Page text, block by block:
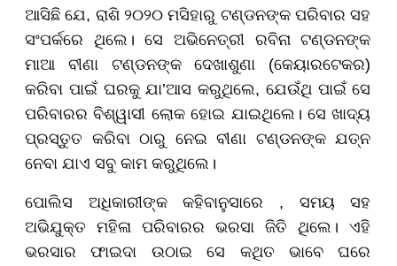
ଆସିଛି ଯେ, ରାଶି ୨୦୨୦ ମସିହାରୁ ଟଣ୍ଡନଙ୍କ ପରିବାର ସହ
ସଂପର୍କରେ ଥିଲେ। ସେ ଅଭିନେତ୍ରୀ ରବିନା ଟଣ୍ଡନଙ୍କ
ମାଆ ବୀଣା ଟଣ୍ଡନଙ୍କ ଦେଖାଶୁଣା (କେୟାରଟେକର)
କରିବା ପାଇଁ ଘରକୁ ଯା’ଆସ କରୁଥିଲେ, ଯେଉଁଥି ପାଇଁ ସେ
ପରିବାରର ବିଶ୍ୱାସୀ ଲୋକ ହୋଇ ଯାଇଥିଲେ। ସେ ଖାଦ୍ୟ
ପ୍ରସ୍ତୁତ କରିବା ଠାରୁ ନେଇ ବୀଣା ଟଣ୍ଡନଙ୍କ ଯତ୍ନ
ନେବା ଯାଏ ସବୁ କାମ କରୁଥିଲେ।
ପୋଲିସ ଅଧିକାରୀଙ୍କ କହିବାନୁସାରେ , ସମୟ ସହ
ଅଭିଯୁକ୍ତ ମହିଳା ପରିବାରର ଭରସା ଜିତି ଥିଲେ। ଏହି
ଭରସାର ଫାଇଦା ଉଠାଇ ସେ କଥିତ ଭାବେ ଘରେ